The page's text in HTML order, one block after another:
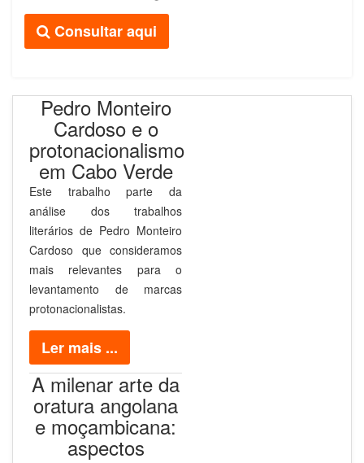
Consultar aqui
Pedro Monteiro
Cardoso e o
protonacionalismo
em Cabo Verde
Este trabalho parte da
análise dos trabalhos
literários de Pedro Monteiro
Cardoso que consideramos
mais relevantes para o
levantamento de marcas
protonacionalistas.
Ler mais ...
A milenar arte da
oratura angolana
e moçambicana:
aspectos